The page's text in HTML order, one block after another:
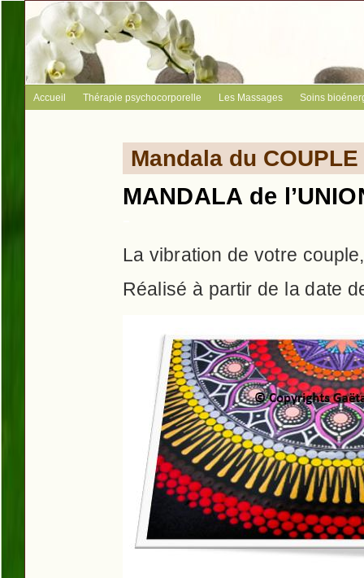
Accueil Thérapie psychocorporelle Les Massages Soins
Mandala du COUPLE
MANDALA de
La vibration de votre
Réalisé à partir de la date